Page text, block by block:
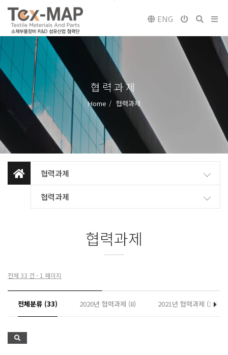
ENG
협력과제
Home 협력과제
협력과제
협력과제
협력과제
전체 33 건 - 1 페이지
전체분류 (33) 2020년 협력과제 (8) 2021년 협력과제 (10)